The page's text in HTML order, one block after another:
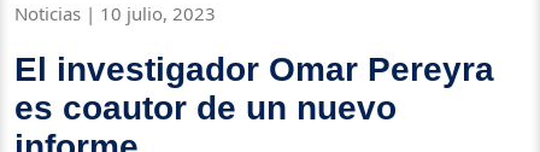
Noticias | 10 julio, 2023
El investigador Omar Pereyra
es coautor de un nuevo